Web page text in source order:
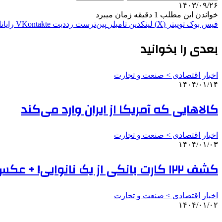
۱۴۰۳/۰۹/۲۶
خواندن این مطلب 1 دقیقه زمان میبرد
فیس بوک توییتر (X) لینکدین ‫تامبلر ‫پین‌ترست ‫رددیت ‫VKontakte
بعدی را بخوانید
اخبار اقتصادی > صنعت و تجارت
۱۴۰۴/۰۱/۱۴
کالاهایی که آمریکا از ایران وارد می‌کند
اخبار اقتصادی > صنعت و تجارت
۱۴۰۴/۰۱/۰۳
کشف ۱۲۲ کارت بانکی از یک نانوایی! + عکس
اخبار اقتصادی > صنعت و تجارت
۱۴۰۴/۰۱/۰۲